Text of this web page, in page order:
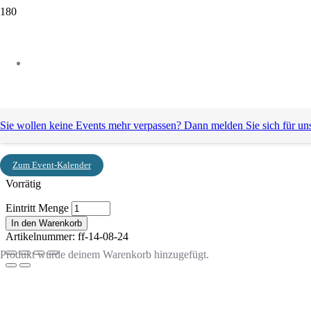
Zum Event-Kalender
Produktwurde deinem Warenkorb hinzugefügt.
Sie wollen keine Events mehr verpassen? Dann melden Sie sich für
Eintritt
25,00€
Vorrätig
Eintritt Menge
In den Warenkorb
Artikelnummer: ff-14-08-24